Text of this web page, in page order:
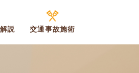
説 交通事故施術